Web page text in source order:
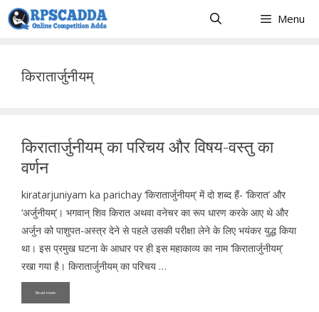
Skip
to
Menu
किरातार्जुनीयम्
किरातार्जुनीयम् का परिचय और विषय-वस्तु का
वर्णन
kiratarjuniyam ka parichay ‘किरातार्जुनीयम्’ में दो शब्द हैं- ‘किरात’ और
‘अर्जुनीयम्’। भगवान् शिव किरात अथवा वनेचर का रूप धारण करके आए थे और
अर्जुन को पाशुपत-अस्त्र देने से पहले उसकी परीक्षा लेने के लिए भयंकर युद्ध किया
था। इस प्रमुख घटना के आधार पर ही इस महाकाव्य का नाम ‘किरातार्जुनीयम्’
रखा गया है। किरातार्जुनीयम् का परिचय …
Read more